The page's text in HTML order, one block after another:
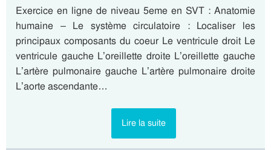
Exercice en ligne de niveau 5eme en SVT : Anatomie
humaine – Le système circulatoire : Localiser les
principaux composants du coeur Le ventricule droit Le
ventricule gauche L’oreillette droite L’oreillette gauche
L’artère pulmonaire gauche L’artère pulmonaire droite
L’aorte ascendante…
Lire la suite